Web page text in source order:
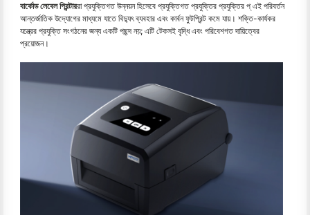
বার্কোড লেবেল প্রিন্টাররা প্রযুক্তিগত উন্নয়ন হিসেবে প্রযুক্তিগত প্রযুক্তির প্রযুক্তির প্ এই পরিবর্তন
আন্তর্জাতিক উদ্যোগের মাধ্যমে যাতে বিদ্যুৎ ব্যবহার এবং কার্বন ফুটপ্রিন্ট কমে যায়। শক্তি-কার্যকর
যন্ত্রের প্রযুক্তি সংগঠনের জন্য একটি পছন্দ নয়; এটি টেকসই বৃদ্ধি এবং পরিবেশগত দায়িত্বের
প্রয়োজন।